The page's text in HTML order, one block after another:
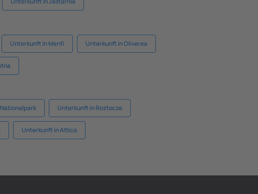
Unterkunft in Menfi Unterkunft in Oliverea
Unterkunft in Roztocze
Unterkunft in Attica